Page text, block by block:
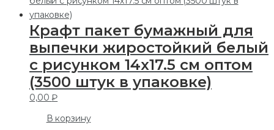
Крафт пакет бумажный для
выпечки жиростойкий белый
с рисунком 14х17.5 см оптом
(3500 штук в упаковке)
0,00₽
В корзину